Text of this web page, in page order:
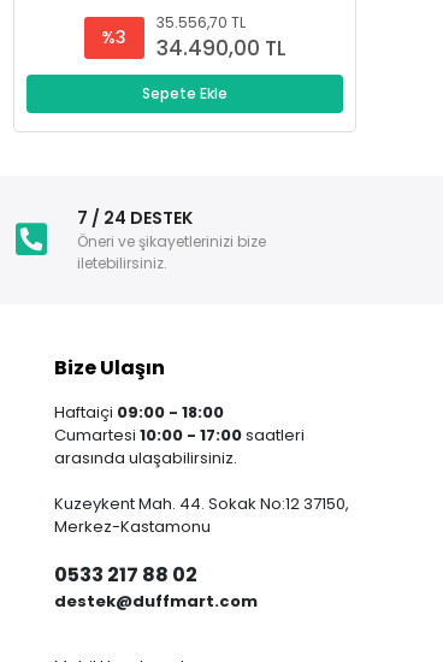
%3
35.556,70 TL
34.490,00 TL
Sepete Ekle
7 / 24 DESTEK
Öneri ve şikayetlerinizi bize
iletebilirsiniz.
Bize Ulaşın
Haftaiçi 09:00 - 18:00
Cumartesi 10:00 - 17:00saatleri
arasında ulaşabilirsiniz.
Kuzeykent Mah. 44. Sokak No:12 37150,
Merkez-Kastamonu
0533 217 88 02
destek@duffmart.com